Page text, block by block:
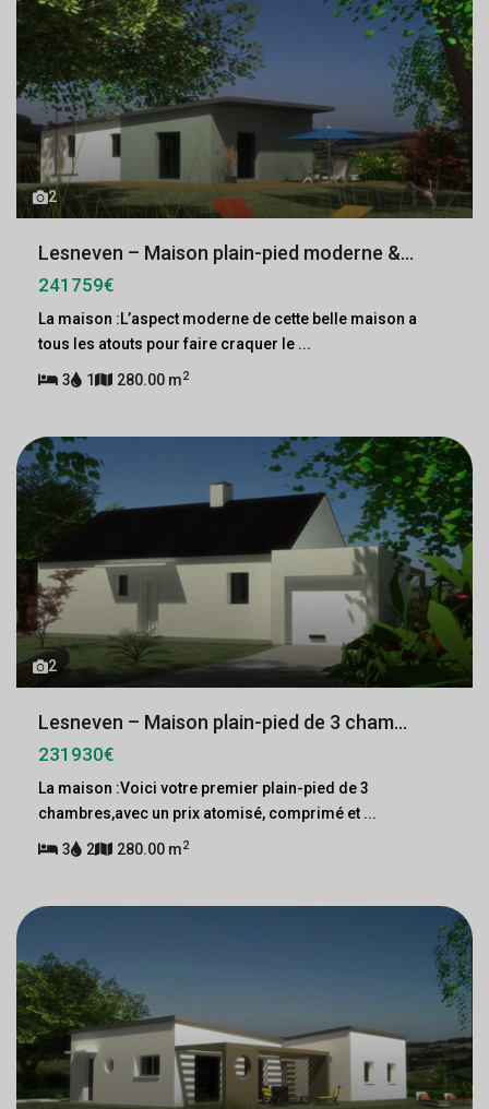
2
Lesneven – Maison plain-pied moderne &...
241759€
La maison :L’aspect moderne de cette belle maison a
tous les atouts pour faire craquer le ...
3 1 280.00 m2
2
Lesneven – Maison plain-pied de 3 cham...
231930€
La maison :Voici votre premier plain-pied de 3
chambres,avec un prix atomisé, comprimé et ...
3 2 280.00 m2